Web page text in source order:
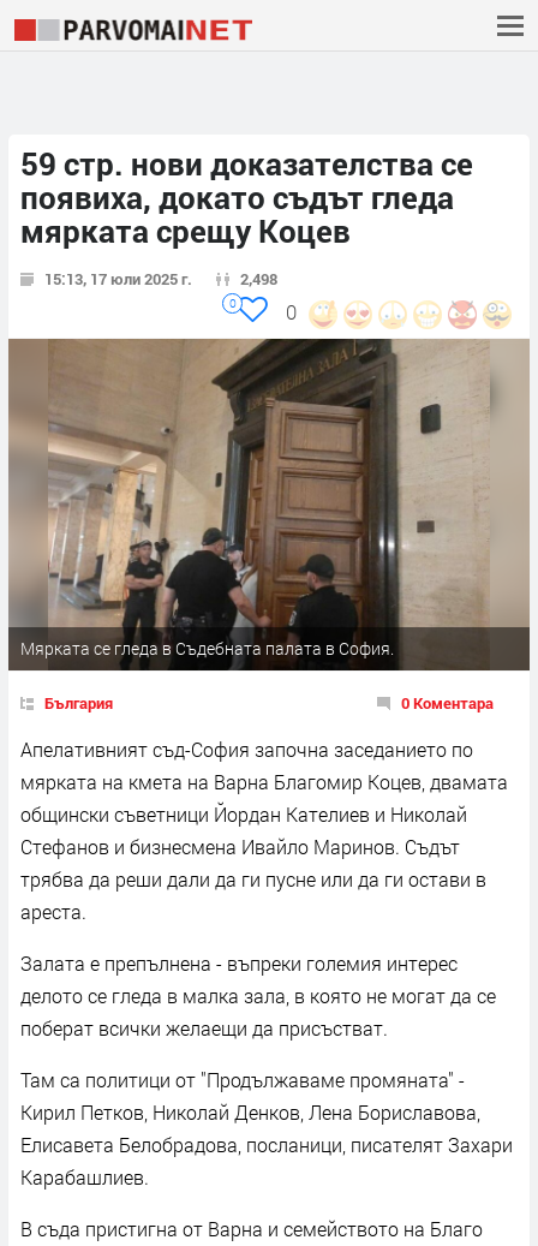
59 стр. нови доказателства се
появиха, докато съдът гледа
мярката срещу Коцев
15:13, 17 юли 2025 г. 2,498
0
0
Мярката се гледа в Съдебната палата в София.
България 0 Коментара
Апелативният съд-София започна заседанието по
мярката на кмета на Варна Благомир Коцев, двамата
общински съветници Йордан Кателиев и Николай
Стефанов и бизнесмена Ивайло Маринов. Съдът
трябва да реши дали да ги пусне или да ги остави в
ареста.
Залата е препълнена - въпреки големия интерес
делото се гледа в малка зала, в която не могат да се
поберат всички желаещи да присъстват.
Там са политици от "Продължаваме промяната" -
Кирил Петков, Николай Денков, Лена Бориславова,
Елисавета Белобрадова, посланици, писателят Захари
Карабашлиев.
В съда пристигна от Варна и семейството на Благо